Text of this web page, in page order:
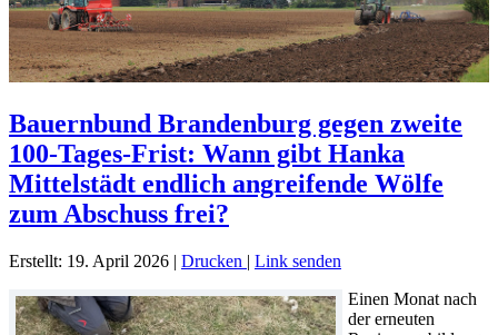
Bauernbund Brandenburg gegen zweite
100-Tages-Frist: Wann gibt Hanka
Mittelstädt endlich angreifende Wölfe
zum Abschuss frei?
Erstellt: 19. April 2026 | Drucken | Link senden
Einen Monat nach
der erneuten